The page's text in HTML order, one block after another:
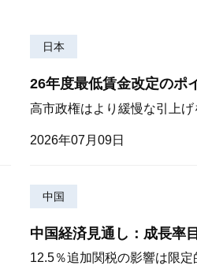
日本
26年度最低賃金改定のポ
高市政権はより緩慢な引上
2026年07月09日
中国
中国経済見通し：成長率
12.5％追加関税の影響は限